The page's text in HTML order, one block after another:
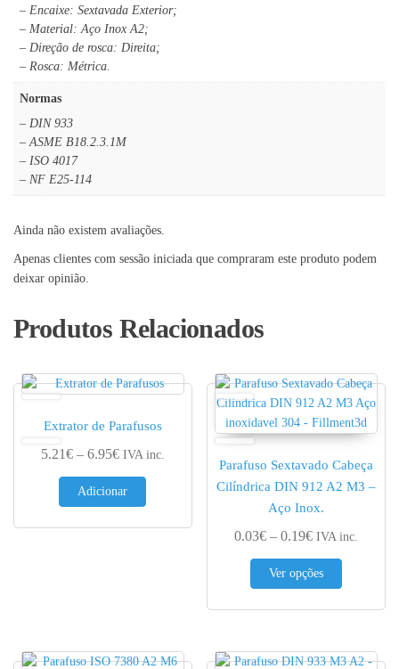
– Encaixe: Sextavada Exterior;
– Material: Aço Inox A2;
– Direção de rosca: Direita;
– Rosca: Métrica.
Normas
– DIN 933
– ASME B18.2.3.1M
– ISO 4017
– NF E25-114
Ainda não existem avaliações.
Apenas clientes com sessão iniciada que compraram este produto podem
deixar opinião.
Produtos Relacionados
Extrator de Parafusos
5.21€ – 6.95€Price range: 5.21€ through 6.95€
IVA inc.
Adicionar
Parafuso Sextavado Cabeça
Cilíndrica DIN 912 A2 M3 –
Aço Inox.
0.03€ – 0.19€Price range:
IVA inc.
Ver opções
This